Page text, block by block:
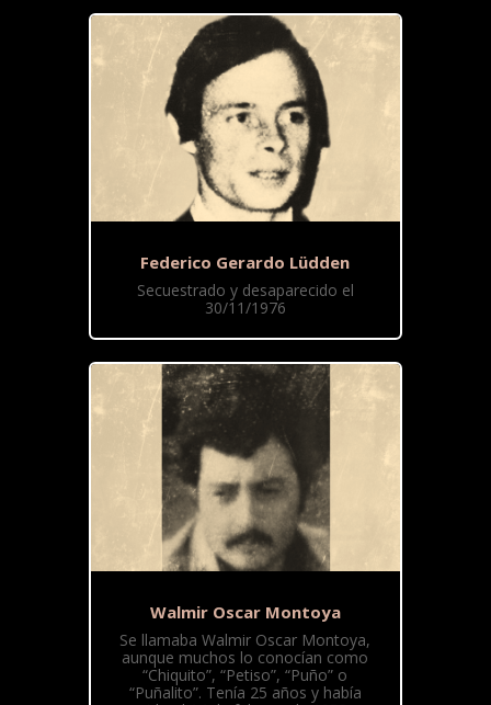
Federico Gerardo Lüdden
Secuestrado y desaparecido el
30/11/1976
Walmir Oscar Montoya
Se llamaba Walmir Oscar Montoya,
aunque muchos lo conocían como
“Chiquito”, “Petiso”, “Puño” o
“Puñalito”. Tenía 25 años y había